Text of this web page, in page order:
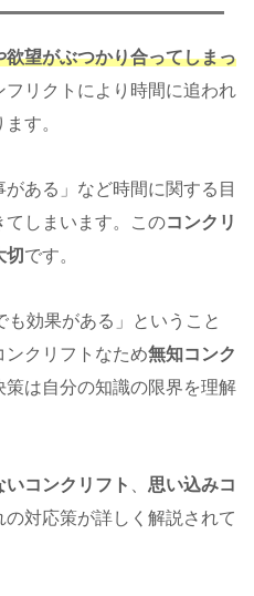
欲望がぶつかり合ってしまっ
フリクトにより時間に追われ
す。
ある」など時間に関する目
てしまいます。このコンクリ
切 です。
効果がある」ということ
ンクリフトなため無知コンク
策は自分の知識の限界を理解
コンクリフト 、 思い込みコ
の対応策が詳しく解説されて